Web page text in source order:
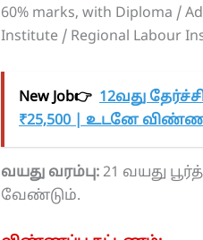
60% marks, with Diploma /
Institute / Regional Labour
New Job👉 12வது
₹25,500 | உடனே
வயது வரம்பு: 21 வயது
வேண்டும்.